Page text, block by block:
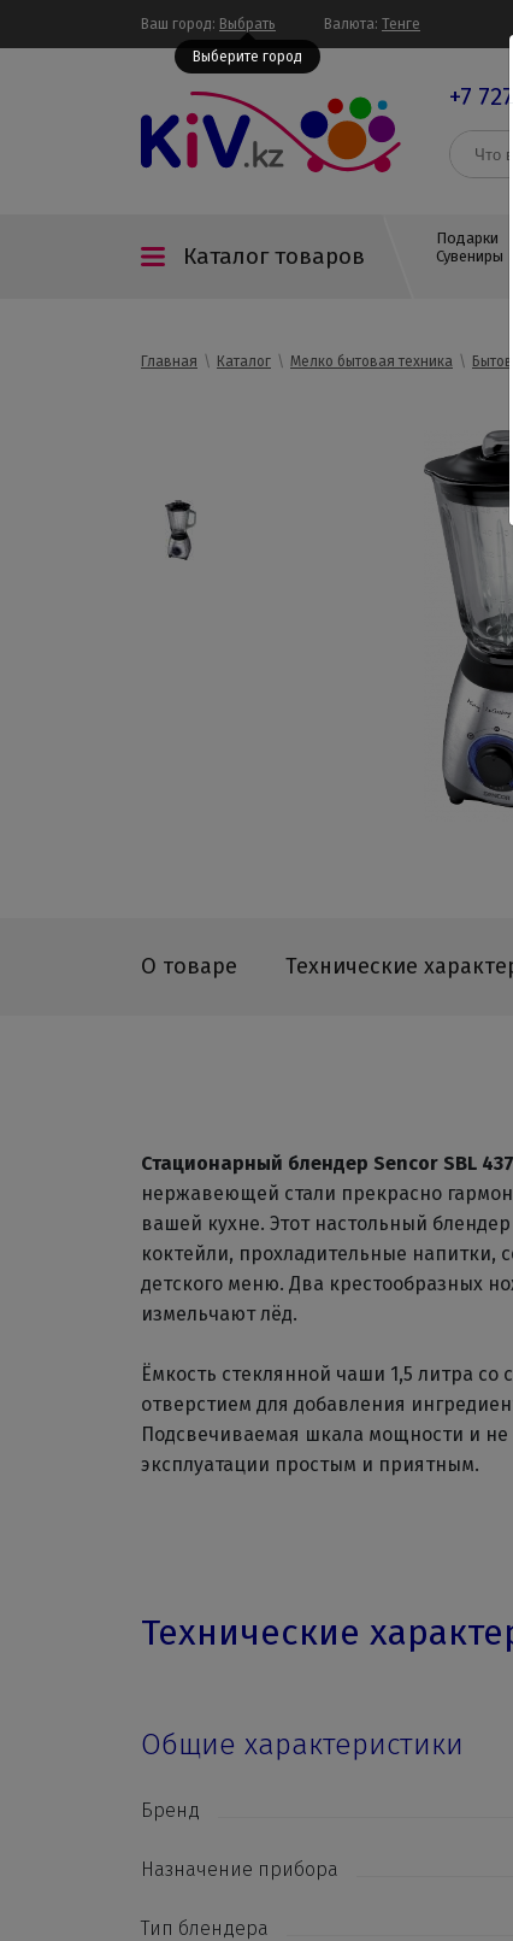
Ваш город: Выбрать Валюта: Тенге
+7
Каталог товаров
Подарки
Сувениры
Главная Каталог Мелко бытовая техника
О товаре Технические
Стационарный блендер Sencor SBL
нержавеющей стали прекрасно
вашей кухне. Этот настольный
коктейли, прохладительные напитки,
детского меню. Два крестообразных
измельчают лёд.
Ёмкость стеклянной чаши 1,5 литра
отверстием для добавления
Подсвечиваемая шкала мощности и
эксплуатации простым и приятным.
Технические
Общие характеристики
Бренд
Назначение прибора
Тип блендера
Выберите город